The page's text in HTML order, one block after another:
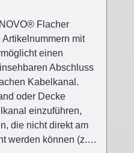
Flacher
mit
einen
Abschluss
Kabelkanal.
oder Decke
einzuführen,
die nicht direkt am
werden können (z.B.